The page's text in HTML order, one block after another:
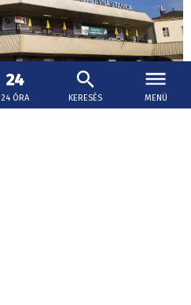
24 ÓRA KERESÉS MENÜ